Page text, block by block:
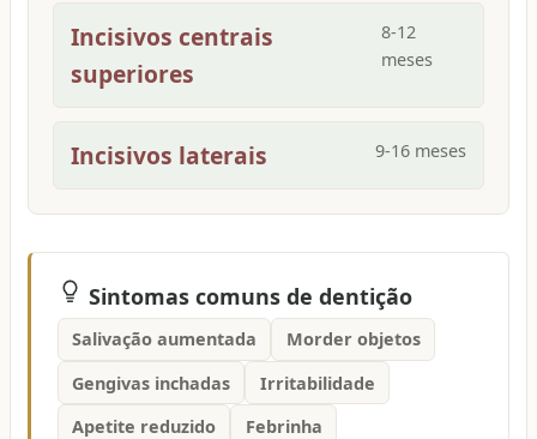
Incisivos centrais
superiores
8-12
meses
Incisivos laterais 9-16 meses
Sintomas comuns de dentição
Salivação aumentada
Morder objetos
Gengivas inchadas
Irritabilidade
Apetite reduzido
Febrinha